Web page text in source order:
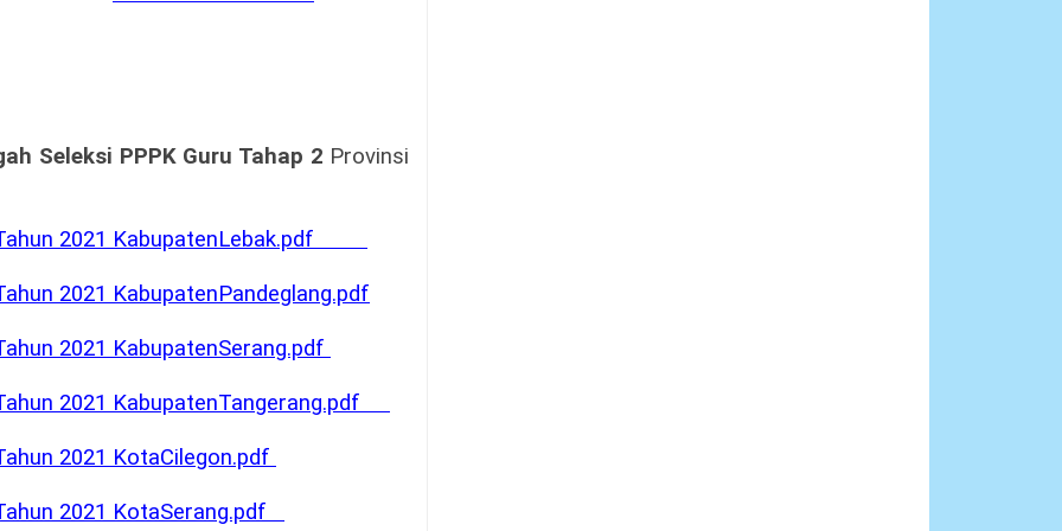
Seleksi PPPK Guru Tahap 2 Provinsi
2021 KabupatenLebak.pdf
2021 KabupatenPandeglang.pdf
2021 KabupatenSerang.pdf
2021 KabupatenTangerang.pdf
2021 KotaCilegon.pdf
2021 KotaSerang.pdf